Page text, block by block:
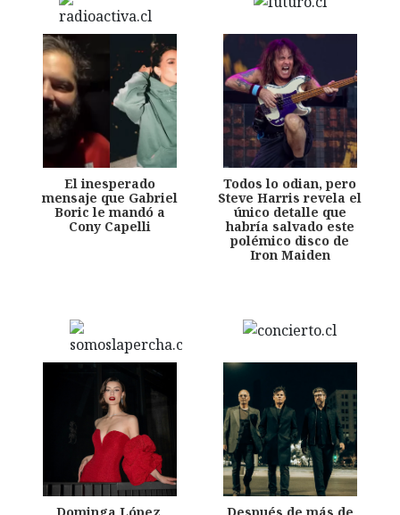
El inesperado
mensaje que Gabriel
Boric le mandó a
Cony Capelli
Todos lo odian, pero
Steve Harris revela el
único detalle que
habría salvado este
polémico disco de
Iron Maiden